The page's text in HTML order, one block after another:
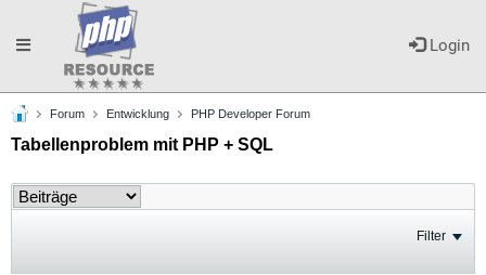
Login
Toggle
navigation
Forum Entwicklung PHP Developer Forum
Tabellenproblem mit PHP + SQL
Filter